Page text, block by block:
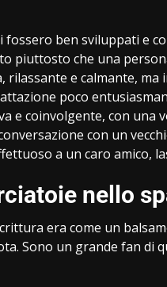
fossero ben sviluppati e
piuttosto che una
e calmante,
poco
e coinvolgente, con una
con un
a un caro amico,
nello
era come un
Sono un grande fan di